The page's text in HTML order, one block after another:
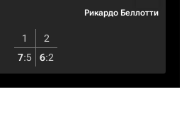
Рикардо Беллотти
1
2
7:5 6:2